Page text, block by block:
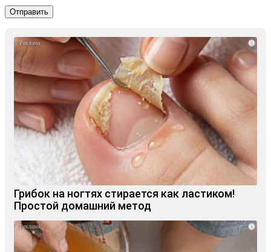
i
Грибок на ногтях стирается как ластиком!
Простой домашний метод
i